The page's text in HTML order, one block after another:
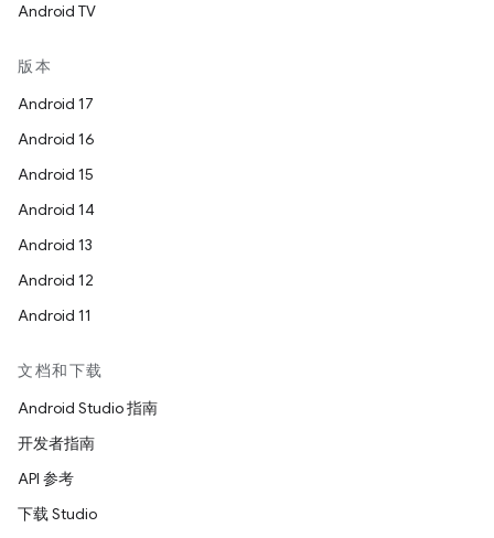
Android TV
版本
Android 17
Android 16
Android 15
Android 14
Android 13
Android 12
Android 11
文档和下载
Android Studio 指南
开发者指南
API 参考
下载 Studio